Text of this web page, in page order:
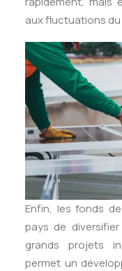
aux fluctuations du
Enfin, les fonds
pays de
grands projets
permet un